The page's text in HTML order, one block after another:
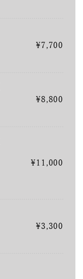
¥7,700
¥8,800
¥11,000
¥3,300